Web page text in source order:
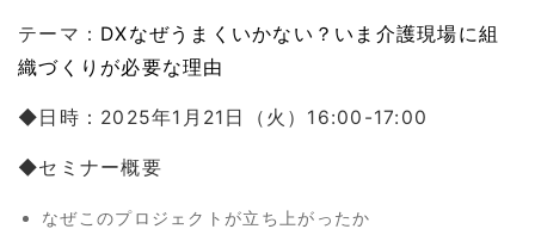
テーマ： DXなぜうまくいかない？いま介護現場に組
織づくりが必要な理由
◆日時：2025年1月21日（火）16:00-17:00
◆セミナー概要
なぜこのプロジェクトが立ち上がったか